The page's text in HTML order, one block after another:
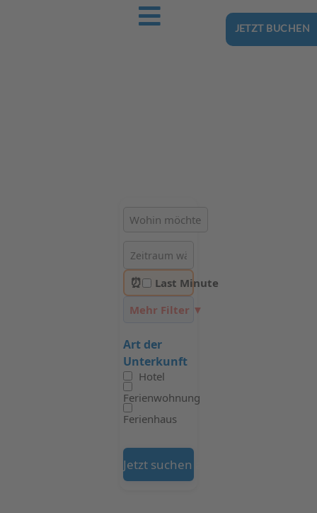
JETZT BUCHEN
⏰
Last Minute
Mehr Filter ▼
Art der
Unterkunft
Hotel
Ferienwohnung
Ferienhaus
Jetzt suchen auf Booking.com